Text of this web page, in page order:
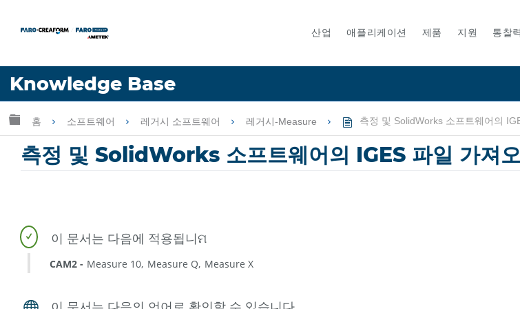
산업 애플리케이션 제품 지원 통찰
Knowledge Base
언어
글로벌 계층 확장/축소
홈 소프트웨어 레거시 소프트웨어 레거시-Measure 측정 및 SolidWorks 소프트웨어의
측정 및 SolidWorks 소프트웨어의 IGES 파일 가져
CAM2 Measure 10 Measure Q Measure X